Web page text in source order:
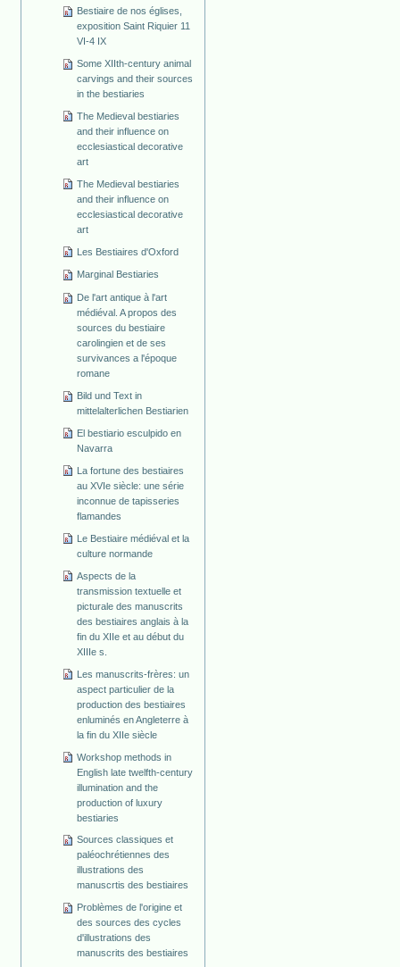
Bestiaire de nos églises,
exposition Saint Riquier 11
VI-4 IX
Some XIIth-century animal
carvings and their sources
in the bestiaries
The Medieval bestiaries
and their influence on
ecclesiastical decorative
art
The Medieval bestiaries
and their influence on
ecclesiastical decorative
art
Les Bestiaires d'Oxford
Marginal Bestiaries
De l'art antique à l'art
médiéval. A propos des
sources du bestiaire
carolingien et de ses
survivances a l'époque
romane
Bild und Text in
mittelalterlichen Bestiarien
El bestiario esculpido en
Navarra
La fortune des bestiaires
au XVIe siècle: une série
inconnue de tapisseries
flamandes
Le Bestiaire médiéval et la
culture normande
Aspects de la
transmission textuelle et
picturale des manuscrits
des bestiaires anglais à la
fin du XIIe et au début du
XIIIe s.
Les manuscrits-frères: un
aspect particulier de la
production des bestiaires
enluminés en Angleterre à
la fin du XIIe siècle
Workshop methods in
English late twelfth-century
illumination and the
production of luxury
bestiaries
Sources classiques et
paléochrétiennes des
illustrations des
manuscrtis des bestiaires
Problèmes de l'origine et
des sources des cycles
d'illustrations des
manuscrits des bestiaires